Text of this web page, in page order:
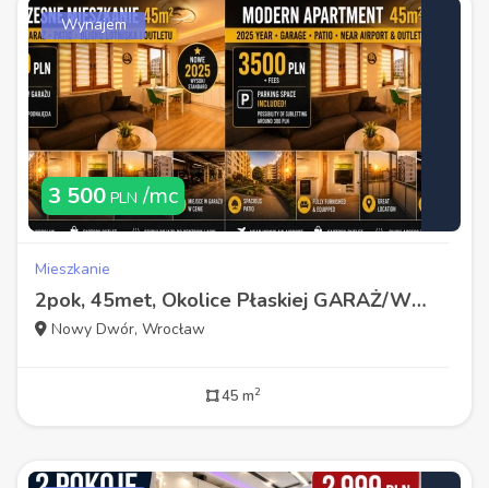
Wynajem
3 500 PLN /mc
Mieszkanie
2pok, 45met, Okolice Płaskiej GARAŻ/WINDA/2025 (Wrocław)
Nowy Dwór, Wrocław
45 m2